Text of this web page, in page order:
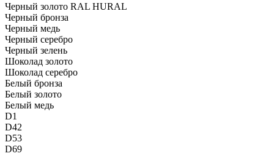
Черный золото RAL HURAL
Черный бронза
Черный медь
Черный серебро
Черный зелень
Шоколад золото
Шоколад серебро
Белый бронза
Белый золото
Белый медь
D1
D42
D53
D69